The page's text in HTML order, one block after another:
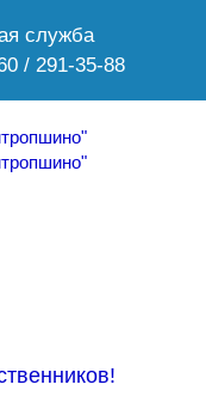
служба
/ 291-35-88